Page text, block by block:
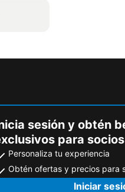
sesión y obtén
para socios
Personaliza tu experiencia
Obtén ofertas y precios para
Iniciar